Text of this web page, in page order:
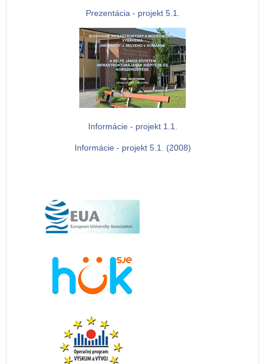
Prezentácia - projekt 5.1.
Informácie - projekt 1.1.
Informácie - projekt 5.1. (2008)